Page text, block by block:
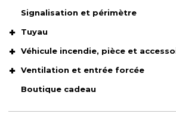
Signalisation et périmètre
Tuyau
Véhicule incendie, pièce et
Ventilation et entrée forcée
Boutique cadeau